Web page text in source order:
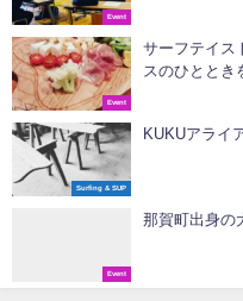
Event
Event
サーフテイス
スのひととき
Surfing & SUP
KUKUアラ
Event
那賀町出身の